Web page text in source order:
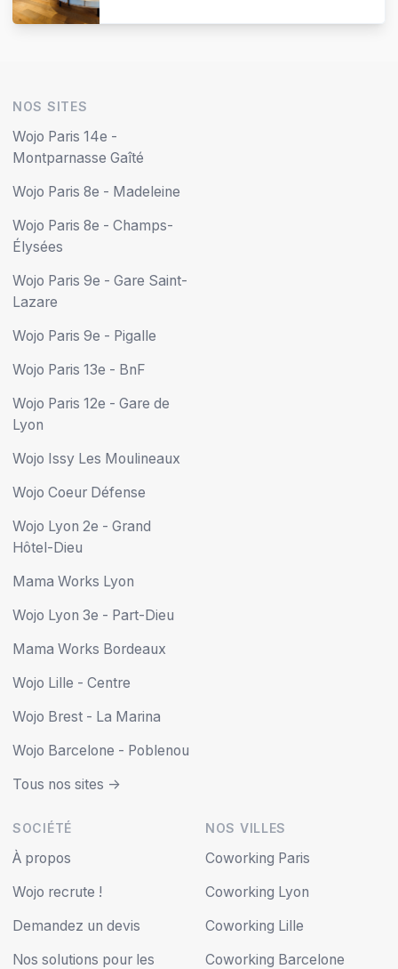
NOS SITES
Wojo Paris 14e -
Montparnasse Gaîté
Wojo Paris 8e - Madeleine
Wojo Paris 8e - Champs-
Élysées
Wojo Paris 9e - Gare Saint-
Lazare
Wojo Paris 9e - Pigalle
Wojo Paris 13e - BnF
Wojo Paris 12e - Gare de
Lyon
Wojo Issy Les Moulineaux
Wojo Coeur Défense
Wojo Lyon 2e - Grand
Hôtel-Dieu
Mama Works Lyon
Wojo Lyon 3e - Part-Dieu
Mama Works Bordeaux
Wojo Lille - Centre
Wojo Brest - La Marina
Wojo Barcelone - Poblenou
Tous nos sites ->
SOCIÉTÉ
À propos
Wojo recrute !
Demandez un devis
Nos solutions pour les
NOS VILLES
Coworking Paris
Coworking Lyon
Coworking Lille
Coworking Barcelone